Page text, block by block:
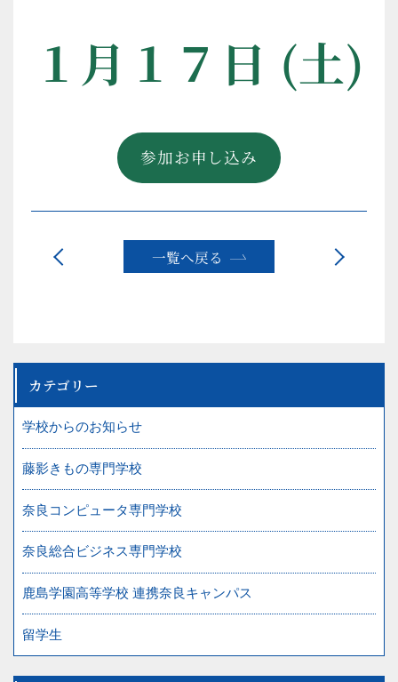
鹿島学園高等学校
連携奈良キャンパス
奈良市西大寺新田町1-15
TEL
FAX 0742-41-5007
学園について
留学生の方へ
学校紹介
オープンキャンパス受付
お問合わせ・オープンキャンパスのお申し込み
は
0742-41-5001
１月１７日 (土)
参加お申し込み
一覧へ戻る
カテゴリー
学校からのお知らせ
藤影きもの専門学校
奈良コンピュータ専門学校
奈良総合ビジネス専門学校
鹿島学園高等学校 連携奈良キャンパス
留学生